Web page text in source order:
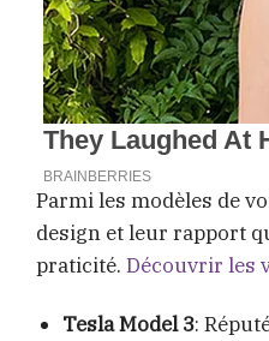
Parmi les modèles de
design et leur rapport
praticité. Découvrir les
Tesla Model 3: